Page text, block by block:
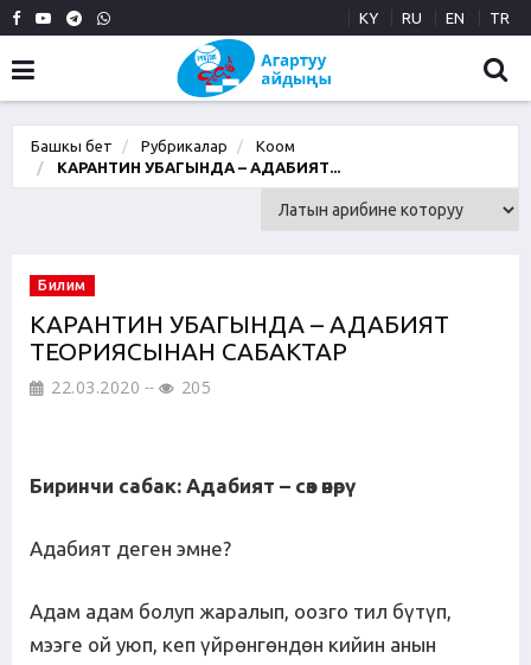
KY RU EN TR
Башкы бет Рубрикалар
Коом
КАРАНТИН УБАГЫНДА – АДАБИЯТ...
Билим
КАРАНТИН УБАГЫНДА – АДАБИЯТ
ТЕОРИЯСЫНАН САБАКТАР
22.03.2020 205
Биринчи сабак: Адабият – сөз өнөрү
Адабият деген эмне?
Адам адам болуп жаралып, оозго тил бүтүп,
мээге ой уюп, кеп үйрөнгөндөн кийин анын